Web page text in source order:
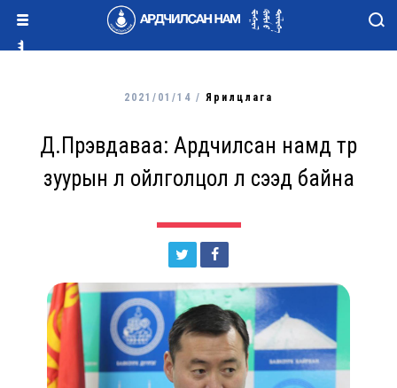
2021/01/14 / Ярилцлага
Д.Пүрэвдаваа: Ардчилсан намд түр
зуурын үл ойлголцол л үүсээд байна